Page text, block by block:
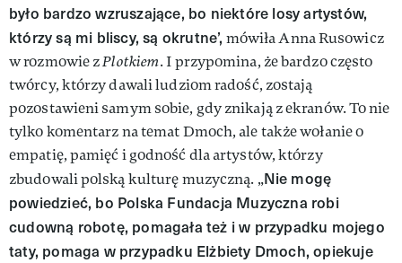
było bardzo wzruszające, bo niektóre losy artystów,
którzy są mi bliscy, są okrutne’, mówiła Anna Rusowicz
w rozmowie zPlotkiem. I przypomina, że bardzo często
twórcy, którzy dawali ludziom radość, zostają
pozostawieni samym sobie, gdy znikają z ekranów. To nie
tylko komentarz na temat Dmoch, ale także wołanie o
empatię, pamięć i godność dla artystów, którzy
zbudowali polską kulturę muzyczną. „Nie mogę
powiedzieć, bo Polska Fundacja Muzyczna robi
cudowną robotę, pomagała też i w przypadku mojego
taty, pomaga w przypadku Elżbiety Dmoch, opiekuje